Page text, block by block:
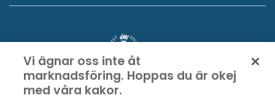
Vi ägnar oss inte åt
marknadsföring. Hoppas du är okej
med våra kakor.